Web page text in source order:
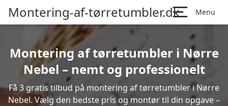
Montering-af-tørretumbler.dk Menu
Montering af tørretumbler i Nørre
Nebel – nemt og professionelt
Få 3 gratis tilbud på montering af tørretumbler i Nørre
Nebel. Vælg den bedste pris og montør til din opgave –